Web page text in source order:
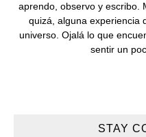
aprendo, observo y escribo.
quizá, alguna experiencia
universo. Ojalá lo que
sentir un
STAY